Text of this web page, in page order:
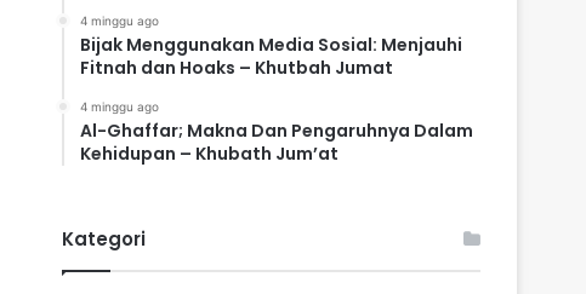
4 minggu ago
Bijak Menggunakan Media Sosial: Menjauhi
Fitnah dan Hoaks – Khutbah Jumat
4 minggu ago
Al-Ghaffar; Makna Dan Pengaruhnya Dalam
Kehidupan – Khubath Jum’at
Kategori